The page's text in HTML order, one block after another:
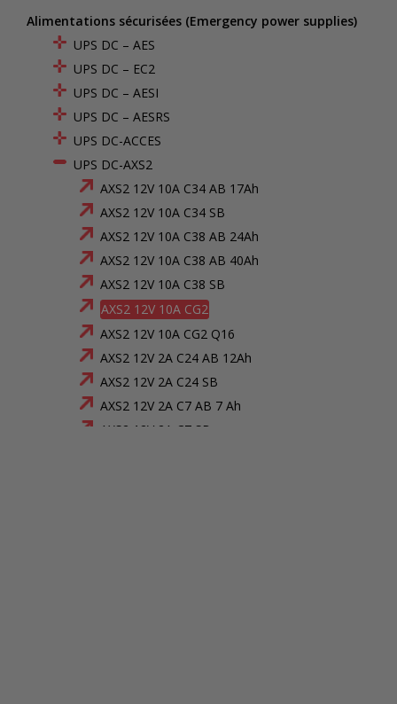
Alimentations sécurisées (Emergency power supplies)
UPS DC – AES
UPS DC – EC2
UPS DC – AESI
UPS DC – AESRS
UPS DC-ACCES
UPS DC-AXS2
AXS2 12V 10A C34 AB 17Ah
AXS2 12V 10A C34 SB
AXS2 12V 10A C38 AB 24Ah
AXS2 12V 10A C38 AB 40Ah
AXS2 12V 10A C38 SB
AXS2 12V 10A CG2
AXS2 12V 10A CG2 Q16
AXS2 12V 2A C24 AB 12Ah
AXS2 12V 2A C24 SB
AXS2 12V 2A C7 AB 7 Ah
AXS2 12V 2A C7 SB